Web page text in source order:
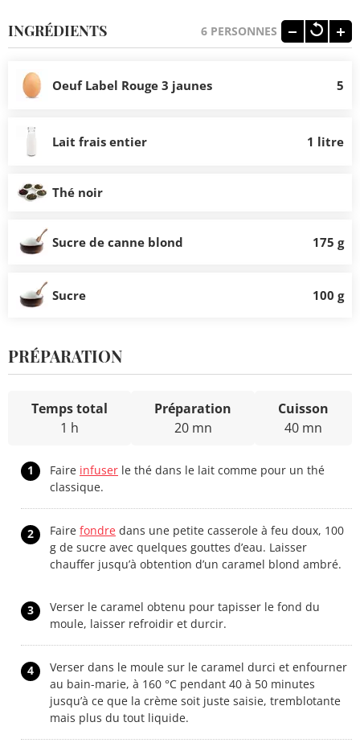
INGRÉDIENTS 6 PERSONNES
Oeuf Label Rouge 3 jaunes 5
Lait frais entier 1 litre
Thé noir
Sucre de canne blond 175 g
Sucre 100 g
PRÉPARATION
Temps total
1 h
Préparation
20 mn
Cuisson
40 mn
1 Faire infuser le thé dans le lait comme pour un thé
classique.
2 Faire fondre dans une petite casserole à feu doux, 100
g de sucre avec quelques gouttes d’eau. Laisser
chauffer jusqu’à obtention d’un caramel blond ambré.
3
Verser le caramel obtenu pour tapisser le fond du
moule, laisser refroidir et durcir.
4
Verser dans le moule sur le caramel durci et enfourner
au bain-marie, à 160 °C pendant 40 à 50 minutes
jusqu’à ce que la crème soit juste saisie, tremblotante
mais plus du tout liquide.